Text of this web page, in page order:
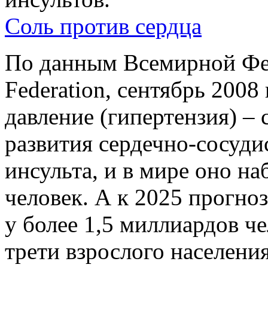
Соль против сердца
По данным Всемирной
Federation, сентябрь 2008
давление (гипертензия)
развития сердечно-
инсульта, и в мире оно
человек. А к 2025
у более 1,5 миллиардов
трети взрослого